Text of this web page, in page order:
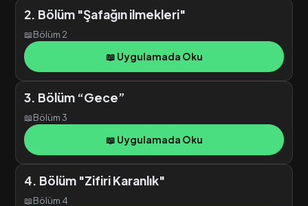
2. Bölüm "Şafağın ilmekleri"
📖Bölüm 2
📖 Uygulamada Oku
3. Bölüm “Gece”
📖Bölüm 3
📖 Uygulamada Oku
4. Bölüm "Zifiri Karanlık"
📖Bölüm 4